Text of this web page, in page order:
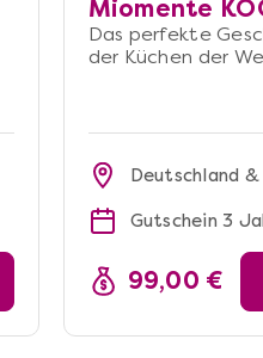
Miomente
Das perfekte
der Küchen der
Deutschland
Gutschein 3
99,00 €